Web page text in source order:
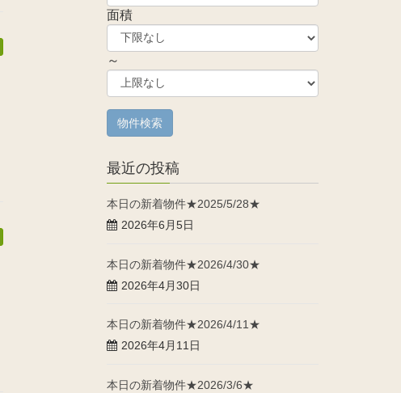
面積
～
最近の投稿
本日の新着物件★2025/5/28★
2026年6月5日
本日の新着物件★2026/4/30★
2026年4月30日
本日の新着物件★2026/4/11★
2026年4月11日
本日の新着物件★2026/3/6★